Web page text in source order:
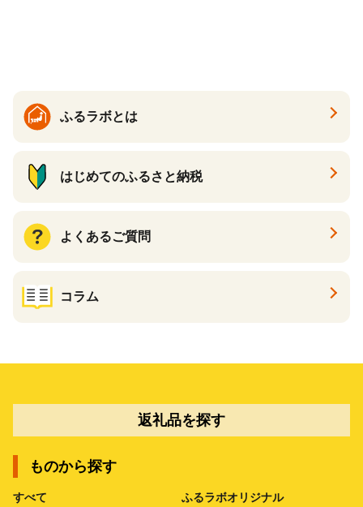
ふるラボとは
はじめてのふるさと納税
よくあるご質問
コラム
返礼品を探す
ものから探す
すべて ふるラボオリジナル